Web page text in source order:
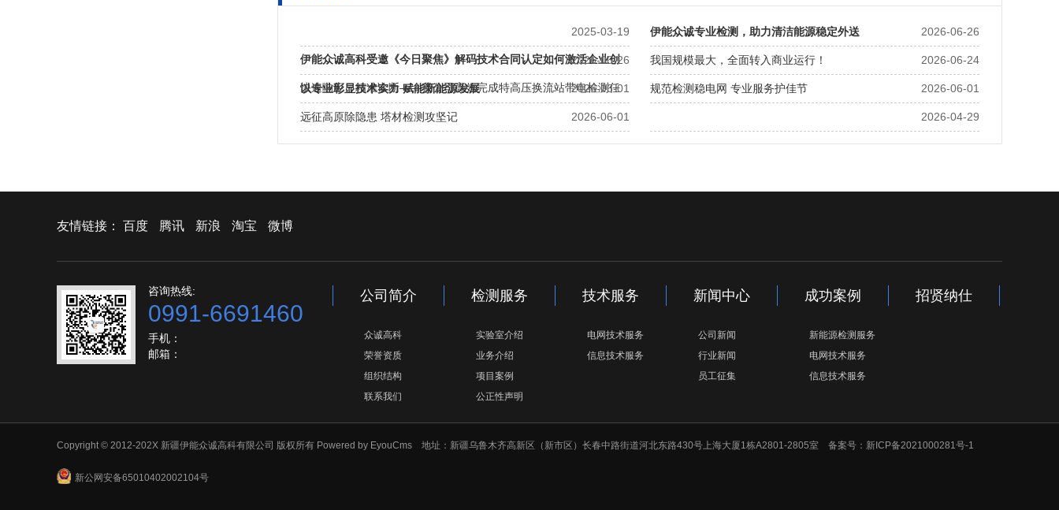
2025-03-19
伊能众诚高科受邀《今日聚焦》解码技术合同认定如何激活企业创
新“新引擎”
2026-06-26
伊能众诚专业检测，助力清洁能源稳定外送
2026-06-26
快速响应、精准诊断——我公司高效完成特高压换流站带电检测任
务
2026-06-24
我国规模最大，全面转入商业运行！
2026-06-01
以专业彰显技术实力 赋能新能源发展 2026-06-01
规范检测稳电网 专业服务护佳节
2026-06-01
远征高原除隐患 塔材检测攻坚记 2026-04-29
一次调频稳电网，AVC试验保安全——新能源风电涉网试验圆满收
友情链接： 百度 腾讯 新浪 淘宝 微博
咨询热线:
0991-6691460
手机：
邮箱：
公司简介
众诚高科
荣誉资质
组织结构
联系我们
检测服务
实验室介绍
业务介绍
项目案例
公正性声明
技术服务
电网技术服务
信息技术服务
新闻中心
公司新闻
行业新闻
员工征集
成功案例
新能源检测服务
电网技术服务
信息技术服务
招贤纳仕
Copyright © 2012-202X 新疆伊能众诚高科有限公司 版权所有 Powered by EyouCms 地址：新疆乌鲁木齐高新区（新市区）长春中路街道河北东路430号上海大厦1栋A2801-2805室 备案号： 新ICP备2021000281号-1
新公网安备65010402002104号